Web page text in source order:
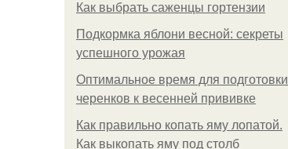
Как выбрать саженцы гортензии
Подкормка яблони весной: секреты
успешного урожая
Оптимальное время для подготовки
черенков к весенней прививке
Как правильно копать яму лопатой.
Как выкопать яму под столб